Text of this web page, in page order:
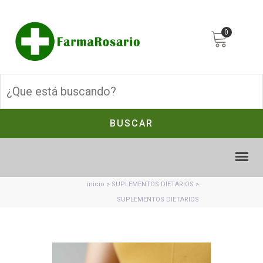
0
BUSCAR
inicio > SUPLEMENTOS DIETARIOS >
SUPLEMENTOS DIETARIOS